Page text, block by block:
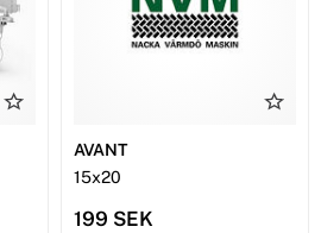
AVANT
15x20
199 SEK